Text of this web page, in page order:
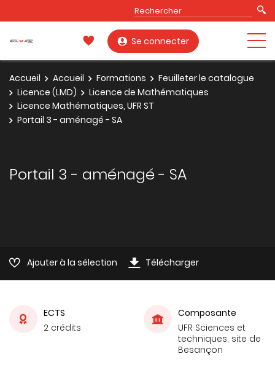
Se connecter
Accueil Accueil Formations
Feuilleter le catalogue
Licence (LMD)
Licence de Mathématiques
Licence Mathématiques, UFR ST
Portail 3 - aménagé - SA
Portail 3 - aménagé - SA
Ajouter à la sélection Télécharger
ECTS
2 crédits
Composante
UFR Sciences et
techniques, site de
Besançon